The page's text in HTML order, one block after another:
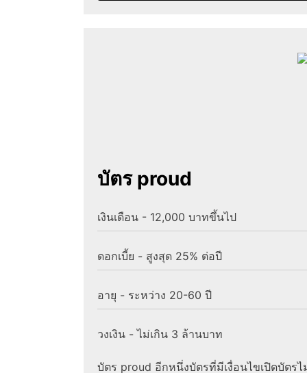
บัตร proud
เงินเดือน - 12,000 บาทขึ้นไป
ดอกเบี้ย - สูงสุด 25% ต่อปี
อายุ - ระหว่าง 20-60 ปี
วงเงิน - ไม่เกิน 3 ล้านบาท
บัตร proud อีกหนึ่งบัตรที่มีเงื่อนไขเปิดบัตรไ